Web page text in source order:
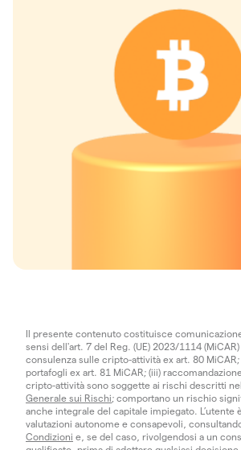
Il presente contenuto costituisce
sensi dell'art. 7 del Reg. (UE) 2023/1114
consulenza sulle cripto-attività ex art. 80 MiCAR;
portafogli ex art. 81 MiCAR; (iii)
cripto-attività sono soggette ai rischi descritti
Generale sui Rischi; comportano un rischio
anche integrale del capitale impiegato. L’utente
valutazioni autonome e consapevoli,
Condizioni e, se del caso, rivolgendosi a un